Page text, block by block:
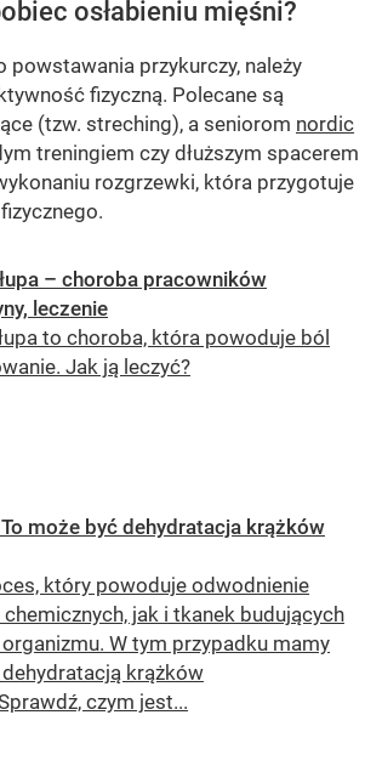
osłabieniu mięśni?
powstawania przykurczy, należy
fizyczną. Polecane są
(tzw. streching), a seniorom nordic
treningiem czy dłuższym spacerem
rozgrzewki, która przygotuje
– choroba pracowników
leczenie
to choroba, która powoduje ból
Jak ją leczyć?
może być dehydratacja krążków
który powoduje odwodnienie
jak i tkanek budujących
W tym przypadku mamy
krążków
czym jest...